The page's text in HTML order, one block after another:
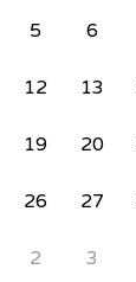
5 6
12 13
19 20
26 27
2 3